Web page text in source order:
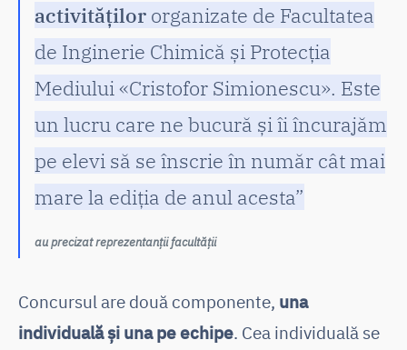
activităților organizate de Facultatea
de Inginerie Chimică și Protecția
Mediului «Cristofor Simionescu». Este
un lucru care ne bucură și îi încurajăm
pe elevi să se înscrie în număr cât mai
mare la ediția de anul acesta”
au precizat reprezentanții facultății
Concursul are două componente, una
individuală și una pe echipe. Cea individuală se